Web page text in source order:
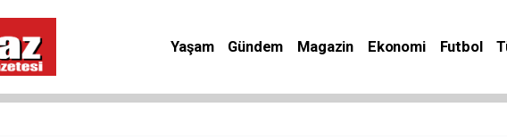
Yaşam Gündem Magazin Ekonomi Futbol